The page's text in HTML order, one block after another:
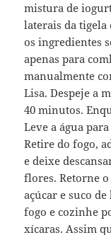
mistura de
laterais da tigela
os ingredientes
apenas para
manualmente
Lisa. Despeje a
40 minutos.
Leve a água
Retire do fogo,
e deixe
flores. Retorne
açúcar e suco
fogo e cozinhe
xícaras. Assim